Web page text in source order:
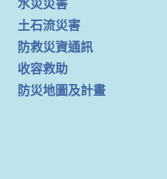
水災災害
土石流災害
防救災資通訊
收容救助
防災地圖及計畫